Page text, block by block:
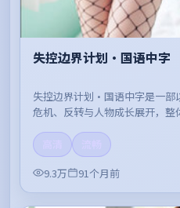
失控边界计划·国语中字
失控边界计划·国语中字是一部
危机、反转与人物成长展开，整
9.3万
91个月前